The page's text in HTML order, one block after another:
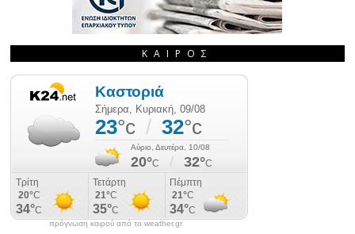
ΚΑΙΡΌΣ
πρόγνωση καιρού από το weather.gr